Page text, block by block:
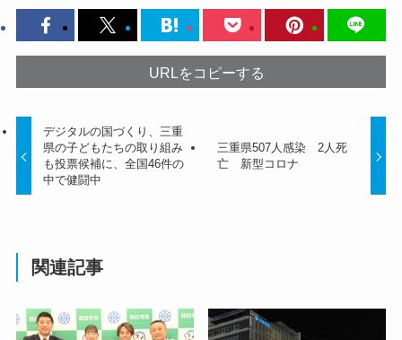
URLをコピーする
デジタルの国づくり、三重
県の子どもたちの取り組み
も投票候補に、全国46件の
中で健闘中
三重県507人感染 2人死
亡 新型コロナ
関連記事